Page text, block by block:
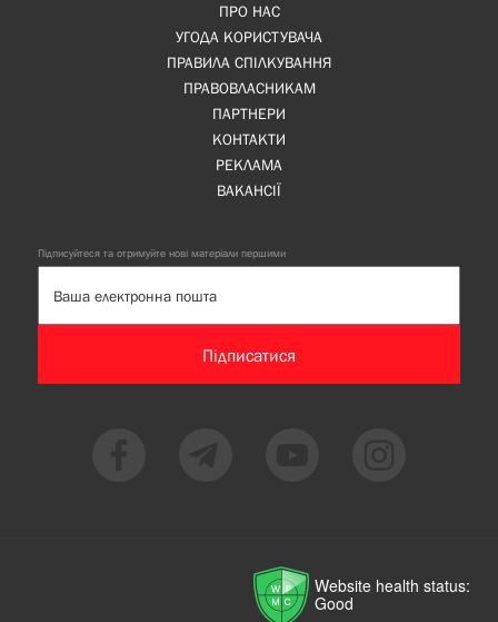
ПРО НАС
УГОДА КОРИСТУВАЧА
ПРАВИЛА СПІЛКУВАННЯ
ПРАВОВЛАСНИКАМ
ПАРТНЕРИ
КОНТАКТИ
РЕКЛАМА
ВАКАНСІЇ
Підписуйтеся та отримуйте нові матеріали першими
Підписатися
Website health status:
Good